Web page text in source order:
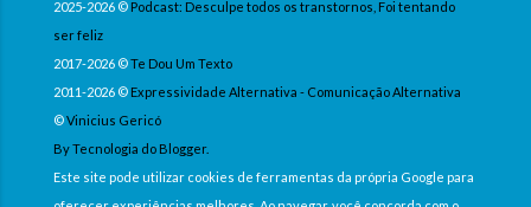
2025-2026 © Podcast: Desculpe todos os transtornos, Foi tentando
ser feliz
2017-2026 ©Te Dou Um Texto
2011-2026 © Expressividade Alternativa - Comunicação Alternativa
©Vinicius Gericó
By Tecnologia do Blogger.
Este site pode utilizar cookies de ferramentas da própria Google para